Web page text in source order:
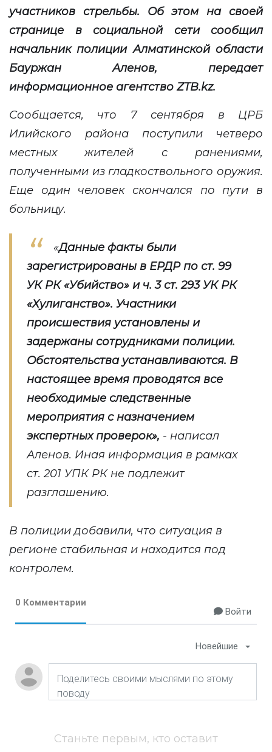
участников стрельбы. Об этом на своей
странице в социальной сети сообщил
начальник полиции Алматинской области
Бауржан Аленов, передает
информационное агентствоZTB.kz.
Сообщается, что 7 сентября в ЦРБ
Илийского района поступили четверо
местных жителей с ранениями,
полученными из гладкоствольного оружия.
Еще один человек скончался по пути в
больницу.
«Данные факты были
зарегистрированы в ЕРДР по ст. 99
УК РК «Убийство» и ч. 3 ст. 293 УК РК
«Хулиганство». Участники
происшествия установлены и
задержаны сотрудниками полиции.
Обстоятельства устанавливаются. В
настоящее время проводятся все
необходимые следственные
мероприятия с назначением
экспертных проверок», - написал
Аленов. Иная информация в рамках
ст. 201 УПК РК не подлежит
разглашению.
В полиции добавили, что ситуация в
регионе стабильная и находится под
контролем.
0 Комментарии
Войти
Новейшие
Станьте первым, кто оставит